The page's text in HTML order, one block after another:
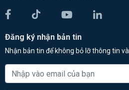
Đăng ký nhận bản tin
Nhận bản tin để không bỏ lỡ thông tin